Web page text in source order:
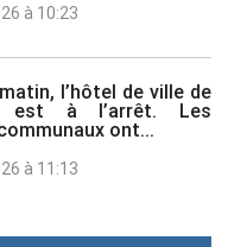
à 10:23
l’hôtel de ville de
est à l’arrêt. Les
ont...
à 11:13